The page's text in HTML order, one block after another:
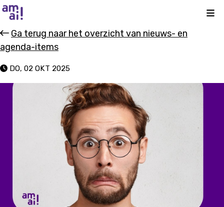
Ga terug naar het overzicht van nieuws- en
agenda-items
DO, 02 OKT 2025